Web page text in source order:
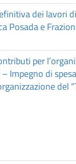
dei lavori
Posada e
per
Impegno di
del